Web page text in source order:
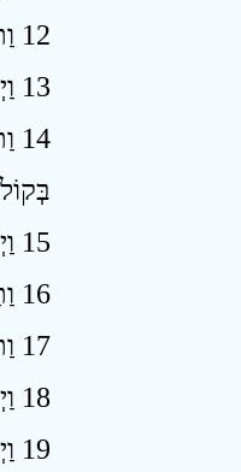
12 וַתִּתְפְּשֵׂהוּ בְּבִגְדוֹ לֵאמֹר שִׁכְבָה עִמִּי וַיַּעֲזֹב בִּגְדוֹ בְּיָדָהּ וַיָּנָס וַיֵּצֵא הַחוּצָה ׃
13 וַיְהִי כִּרְאוֹתָהּ כִּי־עָזַב בִּגְדוֹ בְּיָדָהּ וַיָּנָס הַחוּצָה ׃
בְּקוֹל
15 וַיְהִי כְשָׁמְעוֹ כִּי־הֲרִימֹתִי קוֹלִי וָאֶקְרָא וַיַּעֲזֹב בִּגְדוֹ אֶצְלִי וַיָּנָס וַיֵּצֵא הַחוּצָה׃
16 וַתַּנַּח בִּגְדוֹ אֶצְלָהּ עַד־בּוֹא אֲדֹנָיו אֶל־בֵּיתוֹ ׃
17 וַתְּדַבֵּר אֵלָיו כַּדְּבָרִים הָאֵלֶּה לֵאמֹר בָּא־אֵלַי הָעֶבֶד הָעִבְרִי אֲשֶׁר־הֵבֵאתָ לָּנוּ לְצַחֶק בִּי ׃
18 וַיְהִי כַּהֲרִימִי קוֹלִי וָאֶקְרָא וַיַּעֲזֹב בִּגְדוֹ אֶצְלִי וַיָּנָס הַחוּצָה ׃
19 וַיְהִי כִשְׁמֹעַ אֲדֹנָיו אֶת־דִּבְרֵי אִשְׁתּוֹ אֲשֶׁר דִּבְּרָה אֵלָיו לֵאמֹר כַּדְּבָרִים הָאֵלֶּה עָשָׂהּ לִי עַבְדֶּךָ וַיִּחַר אַפּוֹ ׃